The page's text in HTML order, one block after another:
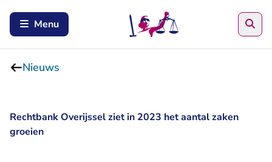
Menu
Nieuws
Rechtbank Overijssel ziet in 2023 het aantal zaken
groeien